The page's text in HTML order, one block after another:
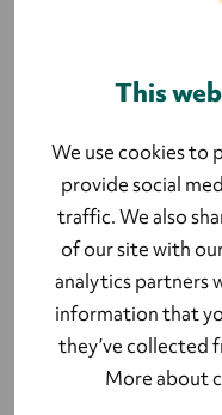
This
We use cookies to
provide social
traffic. We also
of our site with
analytics partners
information that
they’ve collected
More about
käyttäjien
järjestämisessä ja
palautetta
kommentteja,
keränneet.
korjaamaan
hyödyntämällä